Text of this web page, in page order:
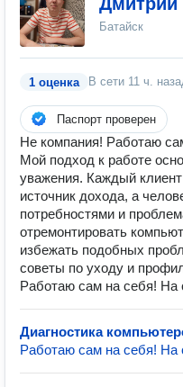
Батайск
1 оценка В сети 11 ч.
Паспорт проверен
Не компания! Работаю
Мой подход к работе
уважения. Каждый
источник дохода, а
потребностями и
отремонтировать
избежать подобных
советы по уходу и
Работаю сам на себя! На
Диагностика
Работаю сам на себя! На